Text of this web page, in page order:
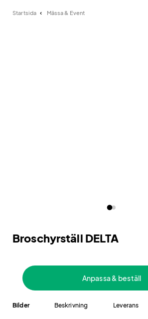
Startsida Mässa & Event
Broschyrställ DELTA
Anpassa & beställ
Bilder Beskrivning Leverans